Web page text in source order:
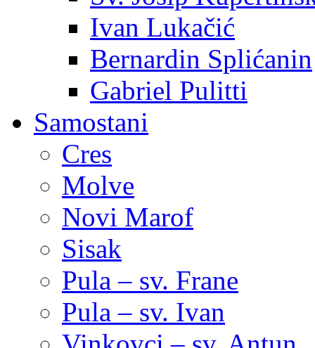
Ivan Lukačić
Bernardin Splićanin
Gabriel Pulitti
Samostani
Cres
Molve
Novi Marof
Sisak
Pula – sv. Frane
Pula – sv. Ivan